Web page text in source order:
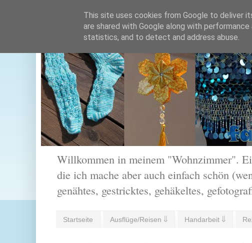
Willkommen in meinem "Wohnzimmer".
die ich mache aber auch einfach schön
genähtes, gestricktes, gehäkeltes,
Startseite Ausflüge/Reisen ⇓ Handarbeit ⇓
This site uses cookies from Google to deliver
are shared with Google along with
statistics, and to detect and address abuse.